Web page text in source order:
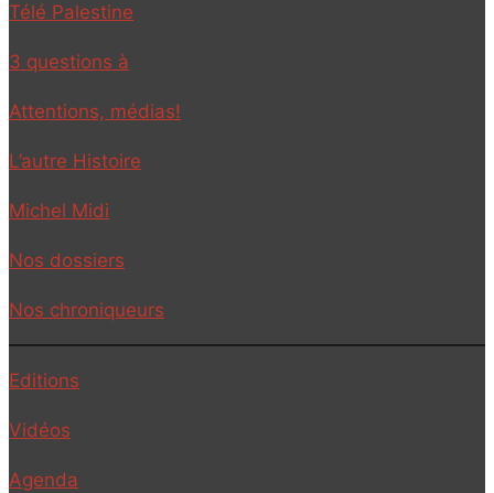
Télé Palestine
3 questions à
Attentions, médias!
L’autre Histoire
Michel Midi
Nos dossiers
Nos chroniqueurs
Editions
Vidéos
Agenda